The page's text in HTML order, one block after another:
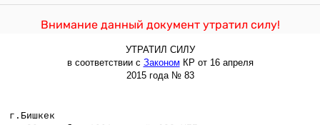
Внимание данный документ утратил силу!